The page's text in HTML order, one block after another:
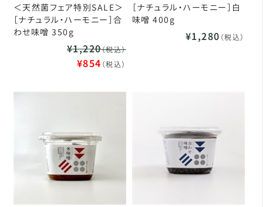
＜天然菌フェア特別SALE＞
［ナチュラル・ハーモニー］合
わせ味噌 350g
¥1,220（税込）
¥854 （税込）
［ナチュラル・ハーモニー］白
味噌 400g
¥1,280 （税込）